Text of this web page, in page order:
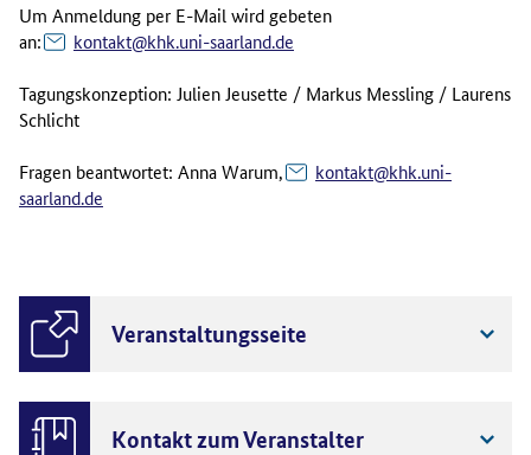
Um Anmeldung per E-Mail wird gebeten
an:
kontakt@khk.uni-saarland.de
Tagungskonzeption: Julien Jeusette / Markus Messling / Laurens
Schlicht
Fragen beantwortet: Anna Warum,
kontakt@khk.uni-
saarland.de
Veranstaltungsseite
Kontakt zum Veranstalter